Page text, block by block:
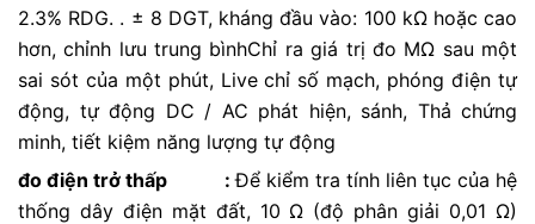
2.3% RDG. . ± 8 DGT, kháng đầu vào: 100 kΩ hoặc cao
hơn, chỉnh lưu trung bìnhChỉ ra giá trị đo MΩ sau một
sai sót của một phút, Live chỉ số mạch, phóng điện tự
động, tự động DC / AC phát hiện, sánh, Thả chứng
minh, tiết kiệm năng lượng tự động
đo điện trở thấp :Để kiểm tra tính liên tục của hệ
thống dây điện mặt đất, 10 Ω (độ phân giải 0,01 Ω)